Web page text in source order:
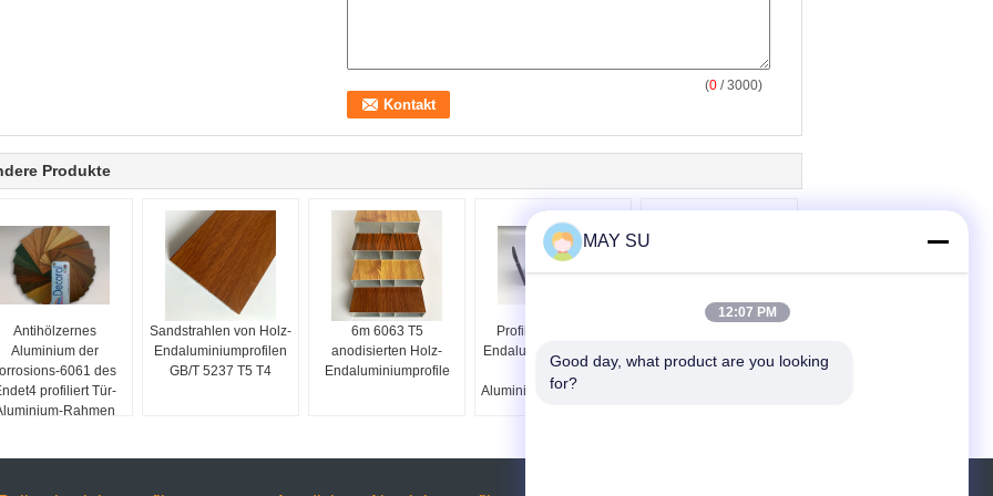
(0 / 3000)
Produkte
Antihölzernes
Aluminium der
6061 des
profiliert Tür-
Rahmen
Sandstrahlen von Holz-
Endaluminiumprofilen
GB/T 5237 T5 T4
6m 6063 T5
anodisierten Holz-
Endaluminiumprofile
Profiliert hölzernes
Endaluminium Zyperns
h-Kanal-
Aluminiumverdrängungs-
das Alkali, das
MAY SU
12:07 PM
Good day, what product are you looking
for?